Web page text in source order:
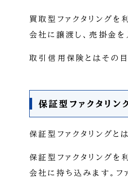
買取型ファクタリングを
会社に譲渡し、売掛金
取引信用保険とはその
保証型ファクタリン
保証型ファクタリングと
保証型ファクタリングを
会社に持ち込みます。フ